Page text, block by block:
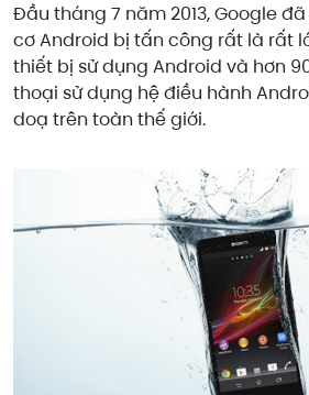
Đầu tháng 7 năm 2013, Google
cơ Android bị tấn công rất là rất
thiết bị sử dụng Android và hơn
thoại sử dụng hệ điều hành
doạ trên toàn thế giới.